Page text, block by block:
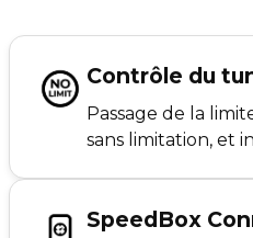
Contrôle du
Passage de la
sans limitation, et
SpeedBox